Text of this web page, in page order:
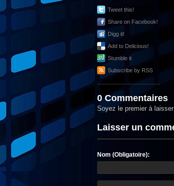
Tweet this!
Share on Facebook!
Digg it!
Add to Delicious!
Stumble it
Subscribe by RSS
0 Commentaires
Soyez le premier à
Laisser un
Nom (Obligatoire):